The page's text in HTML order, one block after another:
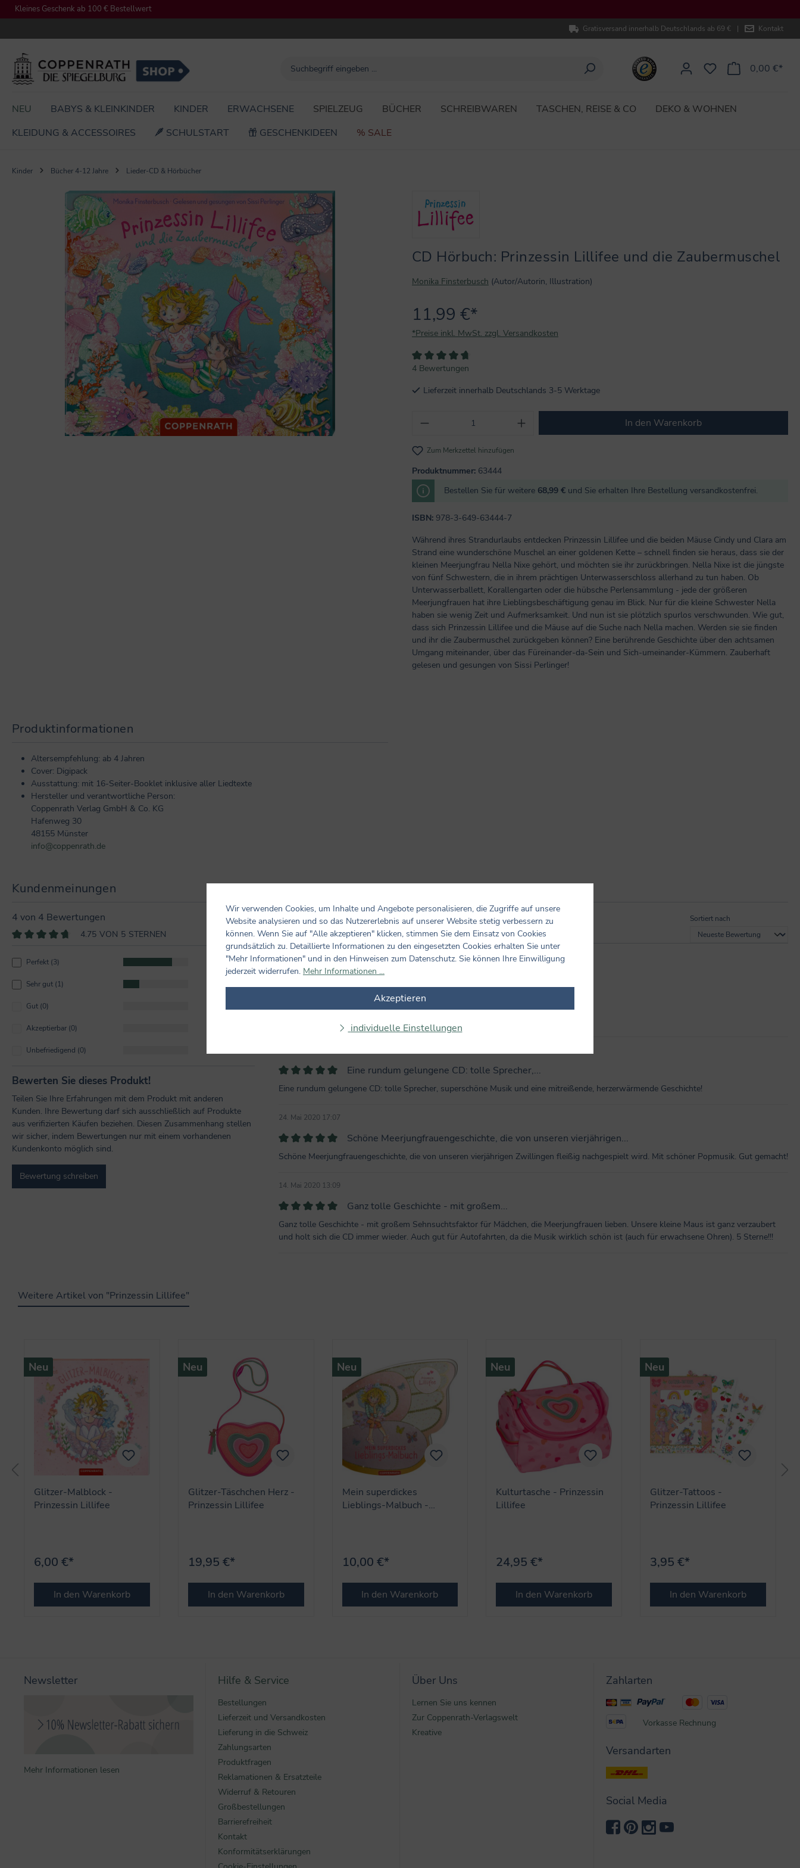
Zur Hauptnavigation springen
Kleines Geschenk ab 100 € Bestellwert
Gratisversand innerhalb Deutschlands ab 69 € | Kontakt
0,00 €*
NEU BABYS & KLEINKINDER KINDER ERWACHSENE SPIELZEUG BÜCHER SCHREIBWAREN TASCHEN, REISE & CO
DEKO & WOHNEN
KLEIDUNG & ACCESSOIRES
SCHULSTART GESCHENKIDEEN % SALE
Kinder Bücher 4-12 Jahre Lieder-CD & Hörbücher
Bildergalerie überspringen
CD Hörbuch: Prinzessin Lillifee und die Zaubermuschel
Monika Finsterbusch (Autor/Autorin, Illustration)
11,99 €*
*Preise inkl. MwSt. zzgl. Versandkosten
Durchschnittliche Bewertung von 4.7 von 5 Sternen
4 Bewertungen
Lieferzeit innerhalb Deutschlands 3-5 Werktage
Produkt Anzahl: Gib den gewünschten Wert ein oder
In den Warenkorb
Zum Merkzettel hinzufügen
Produktnummer: 63444
Bestellen Sie für weitere 68,99 € und Sie erhalten Ihre Bestellung versandkostenfrei.
ISBN: 978-3-649-63444-7
Während ihres Strandurlaubs entdecken Prinzessin Lillifee und die beiden Mäuse Cindy und Clara am
Strand eine wunderschöne Muschel an einer goldenen Kette – schnell finden sie heraus, dass sie der
kleinen Meerjungfrau Nella Nixe gehört, und möchten sie ihr zurückbringen. Nella Nixe ist die jüngste
von fünf Schwestern, die in ihrem prächtigen Unterwasserschloss allerhand zu tun haben. Ob
Unterwasserballett, Korallengarten oder die hübsche Perlensammlung - jede der größeren
Meerjungfrauen hat ihre Lieblingsbeschäftigung genau im Blick. Nur für die kleine Schwester Nella
haben sie wenig Zeit und Aufmerksamkeit. Und nun ist sie plötzlich spurlos verschwunden. Wie gut,
dass sich Prinzessin Lillifee und die Mäuse auf die Suche nach Nella machen. Werden sie sie finden
und ihr die Zaubermuschel zurückgeben können? Eine berührende Geschichte über den achtsamen
Umgang miteinander, über das Füreinander-da-Sein und Sich-umeinander-Kümmern. Zauberhaft
gelesen und gesungen von Sissi Perlinger!
Produktinformationen
Altersempfehlung: ab 4 Jahren
Cover: Digipack
Ausstattung: mit 16-Seiter-Booklet inklusive aller Liedtexte
Hersteller und verantwortliche Person:
Coppenrath Verlag GmbH & Co. KG
Hafenweg 30
48155 Münster
info@coppenrath.de
Kundenmeinungen
4 von 4 Bewertungen
4.75 VON 5 STERNEN
Perfekt (3)
Sehr gut (1)
Gut (0)
Akzeptierbar (0)
Unbefriedigend (0)
Bewerten Sie dieses Produkt!
Teilen Sie Ihre Erfahrungen mit dem Produkt mit anderen
Kunden. Ihre Bewertung darf sich ausschließlich auf Produkte
aus verifizierten Käufen beziehen. Diesen Zusammenhang stellen
wir sicher, indem Bewertungen nur mit einem vorhandenen
Kundenkonto möglich sind.
Bewertung schreiben
Bewertungen nur in der aktuellen Sprache anzeigen.
Sortiert nach
4Bewertungen
Tolle Geschichte mit viel...
Bewertung mit 5 von 5 Sternen
Eine rundum gelungene CD: tolle Sprecher,...
Eine rundum gelungene CD: tolle Sprecher, superschöne Musik und eine mitreißende, herzerwärmende Geschichte!
24. Mai 2020 17:07
Bewertung mit 5 von 5 Sternen
Schöne Meerjungfrauengeschichte, die von unseren vierjährigen...
Schöne Meerjungfrauengeschichte, die von unseren vierjährigen Zwillingen fleißig nachgespielt wird. Mit schöner Popmusik. Gut gemacht!
14. Mai 2020 13:09
Bewertung mit 5 von 5 Sternen
Ganz tolle Geschichte - mit großem...
Ganz tolle Geschichte - mit großem Sehnsuchtsfaktor für Mädchen, die Meerjungfrauen lieben. Unsere kleine Maus ist ganz verzaubert
und holt sich die CD immer wieder. Auch gut für Autofahrten, da die Musik wirklich schön ist (auch für erwachsene Ohren). 5 Sterne!!!
Weitere Artikel von "Prinzessin Lillifee"
Neu
Glitzer-Malblock -
Prinzessin Lillifee
6,00 €*
In den Warenkorb
Neu
Glitzer-Täschchen Herz -
Prinzessin Lillifee
19,95 €*
In den Warenkorb
Neu
Mein superdickes
Lieblings-Malbuch -
10,00 €*
In den Warenkorb
Neu
Kulturtasche - Prinzessin
Lillifee
24,95 €*
In den Warenkorb
Neu
Glitzer-Tattoos -
Prinzessin Lillifee
3,95 €*
In den Warenkorb
Newsletter
Mehr Informationen lesen
Hilfe & Service
Bestellungen
Lieferzeit und Versandkosten
Lieferung in die Schweiz
Zahlungsarten
Produktfragen
Reklamationen & Ersatzteile
Widerruf & Retouren
Großbestellungen
Barrierefreiheit
Kontakt
Konformitätserklärungen
Über Uns
Lernen Sie uns kennen
Zur Coppenrath-Verlagswelt
Kreative
Zahlarten
Vorkasse Rechnung
Versandarten
Social Media
Wir verwenden Cookies, um Inhalte und Angebote personalisieren, die Zugriffe auf unsere
Website analysieren und so das Nutzererlebnis auf unserer Website stetig verbessern zu
können. Wenn Sie auf "Alle akzeptieren" klicken, stimmen Sie dem Einsatz von Cookies
grundsätzlich zu. Detaillierte Informationen zu den eingesetzten Cookies erhalten Sie unter
"Mehr Informationen" und in den Hinweisen zum Datenschutz. Sie können Ihre Einwilligung
jederzeit widerrufen. Mehr Informationen ...
Akzeptieren
individuelle Einstellungen